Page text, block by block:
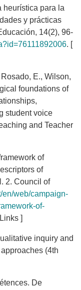
heurística para la
y prácticas
14(2), 96-
. [
E., Wilson,
foundations of
student voice
and Teacher
of
of
2. Council of
en/web/campaign-
of-
]
inquiry and
(4th
De